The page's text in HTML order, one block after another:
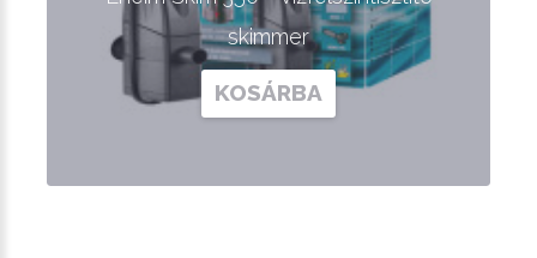
skimmer
KOSÁRBA